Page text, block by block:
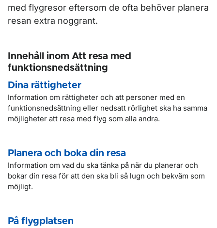
med flygresor eftersom de ofta behöver planera
resan extra noggrant.
Innehåll inom Att resa med
funktionsnedsättning
Dina rättigheter
Information om rättigheter och att personer med en
funktionsnedsättning eller nedsatt rörlighet ska ha samma
möjligheter att resa med flyg som alla andra.
Planera och boka din resa
Information om vad du ska tänka på när du planerar och
bokar din resa för att den ska bli så lugn och bekväm som
möjligt.
På flygplatsen